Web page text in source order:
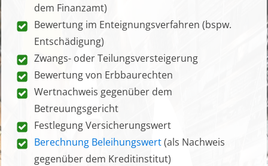
dem Finanzamt)
Bewertung im Enteignungsverfahren (bspw.
Entschädigung)
Zwangs- oder Teilungsversteigerung
Bewertung von Erbbaurechten
Wertnachweis gegenüber dem
Betreuungsgericht
Festlegung Versicherungswert
Berechnung Beleihungswert(als Nachweis
gegenüber dem Kreditinstitut)